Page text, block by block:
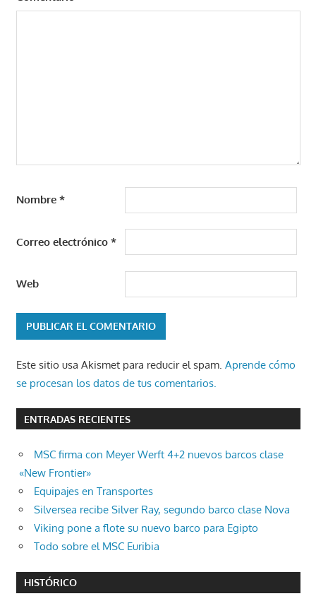
Nombre *
Correo electrónico *
Web
Este sitio usa Akismet para reducir el spam. Aprende cómo
se procesan los datos de tus comentarios.
ENTRADAS RECIENTES
MSC firma con Meyer Werft 4+2 nuevos barcos clase
«New Frontier»
Equipajes en Transportes
Silversea recibe Silver Ray, segundo barco clase Nova
Viking pone a flote su nuevo barco para Egipto
Todo sobre el MSC Euribia
HISTÓRICO